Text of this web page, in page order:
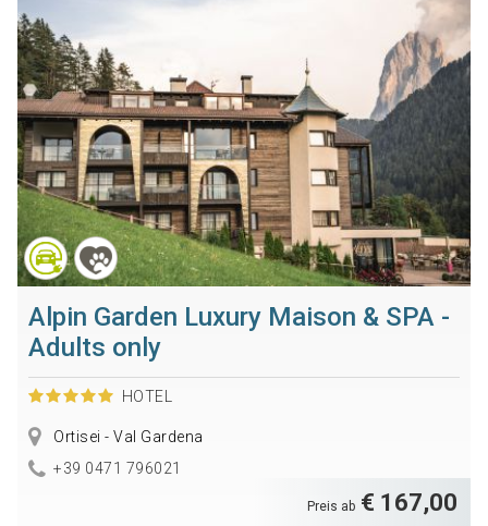
Alpin Garden Luxury Maison & SPA -
Adults only
HOTEL
Ortisei - Val Gardena
+39 0471 796021
Preis ab € 167,00